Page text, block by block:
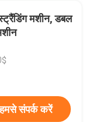
मशीन, डबल
हमसे संपर्क करें